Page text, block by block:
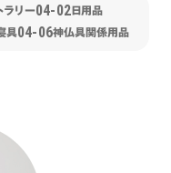
ラリー04-02 日用品
具04-06神仏具関係用品